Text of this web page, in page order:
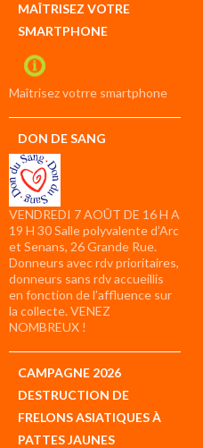
MAÎTRISEZ VOTRE
SMARTPHONE
Maîtrisez votrre smartphone
DON DE SANG
VENDREDI 7 AOÛT DE 16 H A
19 H 30 Salle polyvalente d’Arc
et Senans, 26 Grande Rue.
Donneurs avec rdv prioritaires,
donneurs sans rdv accueillis
en fonction de l’affluence sur
la collecte. VENEZ
NOMBREUX !
CAMPAGNE 2026
DESTRUCTION DE
FRELONS ASIATIQUES À
PATTES JAUNES